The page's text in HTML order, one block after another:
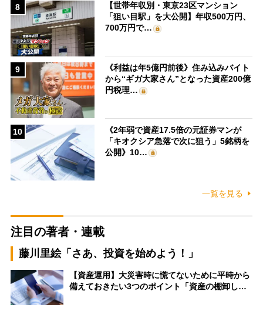
8
【世帯年収別・東京23区マンション
「狙い目駅」を大公開】年収500万円、
700万円で…
9
《利益は年5億円前後》住み込みバイト
から“ギガ大家さん”となった資産200億
円税理…
10
《2年弱で資産17.5倍の元証券マンが
「キオクシア急落で次に狙う」5銘柄を
公開》10…
一覧を見る
注目の著者・連載
藤川里絵「さあ、投資を始めよう！」
【資産運用】大災害時に慌てないために平時から
備えておきたい3つのポイント「資産の棚卸し…